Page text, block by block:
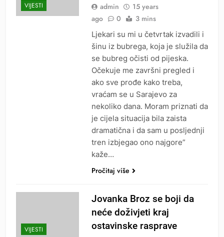
VIJESTI admin
15 years
ago
0 3 mins
Ljekari su mi u četvrtak izvadili i
šinu iz bubrega, koja je služila da
se bubreg očisti od pijeska.
Očekuje me završni pregled i
ako sve prođe kako treba,
vraćam se u Sarajevo za
nekoliko dana. Moram priznati da
je cijela situacija bila zaista
dramatična i da sam u posljednji
tren izbjegao ono najgore”
kaže…
Pročitaj više
VIJESTI
Jovanka Broz se boji da
neće doživjeti kraj
ostavinske rasprave